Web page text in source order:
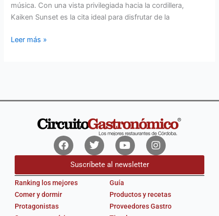
música. Con una vista privilegiada hacia la cordillera,
Kaiken Sunset es la cita ideal para disfrutar de la
Leer más »
FacebookTwitterYoutubeInstagram
Suscríbete al newsletter
Ranking los mejores
Comer y dormir
Protagonistas
Guía
Productos y recetas
Proveedores Gastro